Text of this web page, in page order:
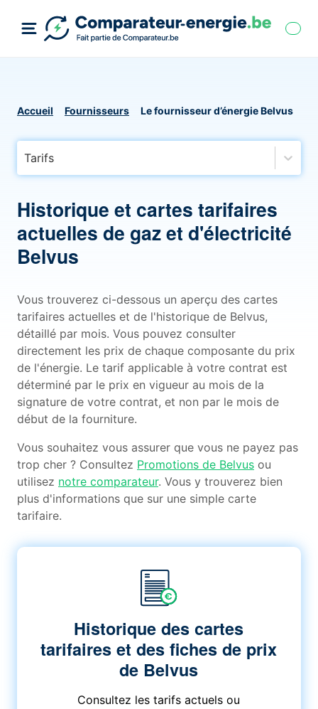
Accueil Fournisseurs Le fournisseur d’énergie Belvus
Tarifs
Historique et cartes tarifaires
actuelles de gaz et d'électricité
Belvus
Vous trouverez ci-dessous un aperçu des cartes
tarifaires actuelles et de l'historique de Belvus,
détaillé par mois. Vous pouvez consulter
directement les prix de chaque composante du prix
de l'énergie. Le tarif applicable à votre contrat est
déterminé par le prix en vigueur au mois de la
signature de votre contrat, et non par le mois de
début de la fourniture.
Vous souhaitez vous assurer que vous ne payez pas
trop cher ? Consultez Promotions de Belvus ou
utilisez notre comparateur. Vous y trouverez bien
plus d'informations que sur une simple carte
tarifaire.
Historique des cartes
tarifaires et des fiches de prix
de Belvus
Consultez les tarifs actuels ou